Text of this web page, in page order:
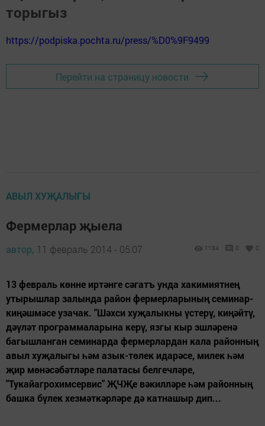
торыгыз
https://podpiska.pochta.ru/press/%D0%9F9499
Перейти на страницу новости
АВЫЛ ХУҖАЛЫГЫ
Фермерлар җыела
автор, 11 февраль 2014 - 05:07 1134 0 0
13 февраль көнне иртәнге сәгатъ унда хакимиятнең
утырышлар залында район фермерларының семинар-
киңәшмәсе узачак. "Шәхси хуҗалыкны үстерү, киңәйтү,
дәүләт программаларына керү, язгы кыр эшләренә
багышланган семинарда фермерлардан кала районның
авыл хуҗалыгы һәм азык-төлек идарәсе, милек һәм
җир мөнәсәбәтләре палатасы белгечләре,
"Тукайагрохимсервис" ҖЧҖе вәкилләре һәм районның
башка бүлек хезмәткәрләре дә катнашыр дип...